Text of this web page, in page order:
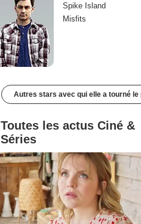
Spike Island
Misfits
Autres stars avec qui elle a tourné le
Toutes les actus Ciné &
Séries